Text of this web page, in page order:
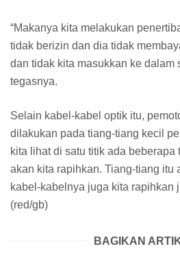
“Makanya kita melakukan
tidak berizin dan dia tidak
dan tidak kita masukkan ke dalam
tegasnya.
Selain kabel-kabel optik itu,
dilakukan pada tiang-tiang kecil
kita lihat di satu titik ada
akan kita rapihkan. Tiang-tiang itu
kabel-kabelnya juga kita rapihkan
(red/gb)
BAGIKAN